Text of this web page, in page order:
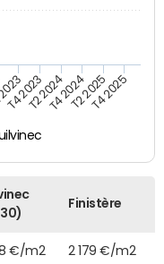
T4 2023T2 2024T4 2024T2 2025T4 2025
Finistère
€/m2 2 179 €/m2